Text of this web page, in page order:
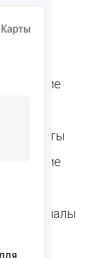
материалы